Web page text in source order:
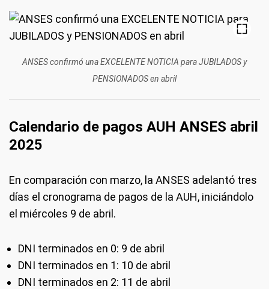
ANSES confirmó una EXCELENTE NOTICIA para JUBILADOS y
PENSIONADOS en abril
Calendario de pagos AUH ANSES abril
2025
En comparación con marzo, la ANSES adelantó tres
días el cronograma de pagos de la AUH, iniciándolo
el miércoles 9 de abril.
DNI terminados en 0: 9 de abril
DNI terminados en 1: 10 de abril
DNI terminados en 2: 11 de abril